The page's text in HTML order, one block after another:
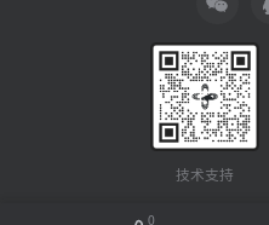
技术支持
0